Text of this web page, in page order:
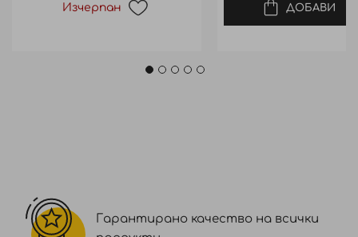
Изчерпан ДОБАВИ
Гарантирано качество на всички